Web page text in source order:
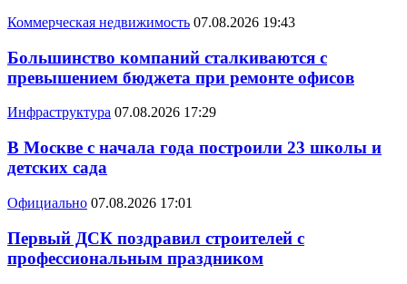
Коммерческая недвижимость 07.08.2026 19:43
Большинство компаний сталкиваются с
превышением бюджета при ремонте офисов
Инфраструктура 07.08.2026 17:29
В Москве с начала года построили 23 школы и
детских сада
Официально 07.08.2026 17:01
Первый ДСК поздравил строителей с
профессиональным праздником